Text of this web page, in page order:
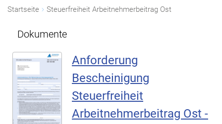
Startseite Steuerfreiheit Arbeitnehmerbeitrag Ost
Dokumente
Anforderung
Bescheinigung
Steuerfreiheit
Arbeitnehmerbeitrag Ost -